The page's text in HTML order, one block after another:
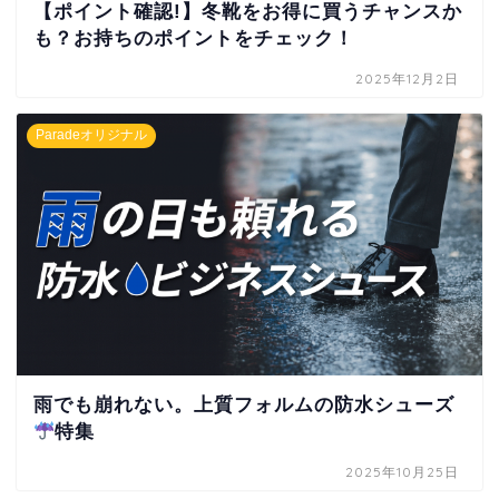
【ポイント確認!】冬靴をお得に買うチャンスか
も？お持ちのポイントをチェック！
2025年12月2日
Paradeオリジナル
雨でも崩れない。上質フォルムの防水シューズ
特集
2025年10月25日